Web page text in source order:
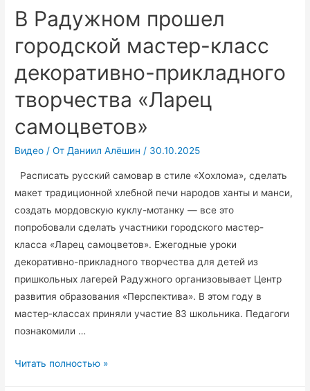
епархии
состоялось
подписание
соглашения
сотрудничестве
.
В Радужном прошел
городской мастер-класс
декоративно-прикладного
творчества «Ларец
самоцветов»
Видео / От Даниил Алёшин / 30.10.2025
Расписать русский самовар в стиле «Хохлома», сделать
макет традиционной хлебной печи народов ханты и манси,
создать мордовскую куклу-мотанку — все это
попробовали сделать участники городского мастер-
класса «Ларец самоцветов». Ежегодные уроки
декоративно-прикладного творчества для детей из
пришкольных лагерей Радужного организовывает Центр
развития образования «Перспектива». В этом году в
мастер-классах приняли участие 83 школьника. Педагоги
познакомили …
В
Читать полностью »